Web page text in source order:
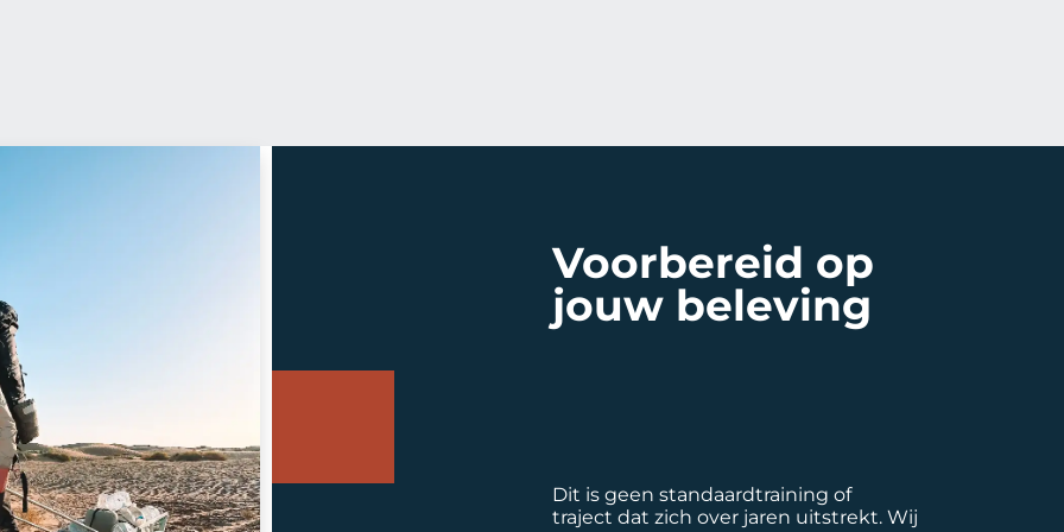
Voorbereid op
jouw beleving
Dit is geen standaardtraining of
traject dat zich over jaren uitstrekt. Wij